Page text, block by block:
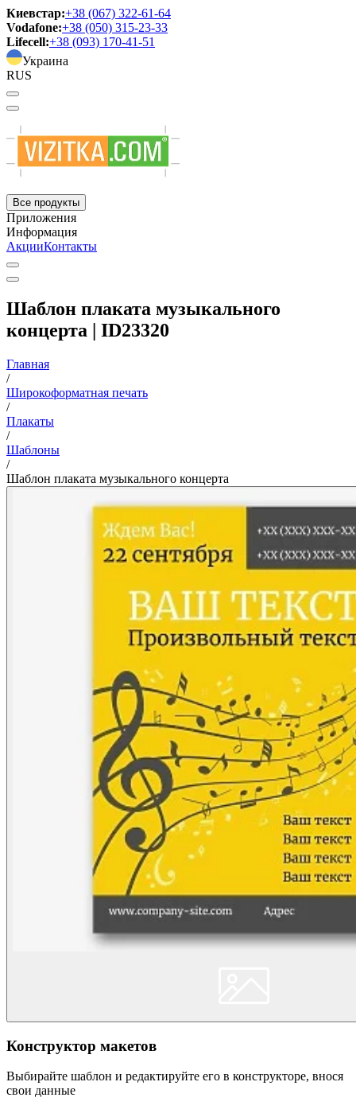
Киевстар:+38 (067) 322-61-64
Vodafone:+38 (050) 315-23-33
Lifecell:+38 (093) 170-41-51
Украина
RUS
Все продукты
Приложения
Информация
АкцииКонтакты
Шаблон плаката музыкального
концерта | ID23320
Главная
/
Широкоформатная печать
/
Плакаты
/
Шаблоны
/
Шаблон плаката музыкального концерта
Конструктор макетов
Выбирайте шаблон и редактируйте его в конструкторе, внося
свои данные